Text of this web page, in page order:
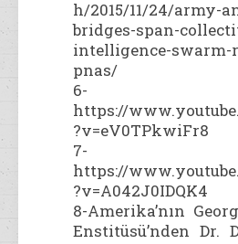
h/2015/11/24/army-
bridges-span-
intelligence-swarm-
pnas/
6-
https://
?v=eV0TPkwiFr8
7-
https://
?v=A042J0IDQK4
8-Amerika’nın
Enstitüsü’nden Dr.